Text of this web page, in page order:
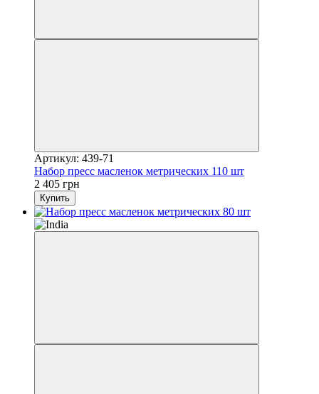
Артикул: 439-71
Набор пресс масленок метрических 110 шт
2 405 грн
Купить